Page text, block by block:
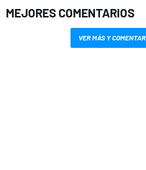
MEJORES COMENTARIOS
VER MÁS Y COMENTAR